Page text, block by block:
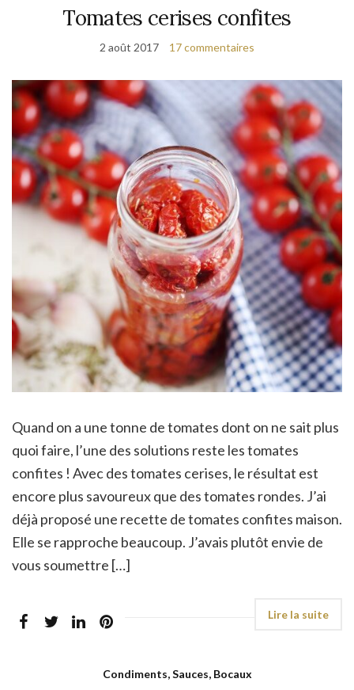
Tomates cerises confites
2 août 2017 17 commentaires
Quand on a une tonne de tomates dont on ne sait plus
quoi faire, l’une des solutions reste les tomates
confites ! Avec des tomates cerises, le résultat est
encore plus savoureux que des tomates rondes. J’ai
déjà proposé une recette de tomates confites maison.
Elle se rapproche beaucoup. J’avais plutôt envie de
vous soumettre […]
Condiments, Sauces, Bocaux